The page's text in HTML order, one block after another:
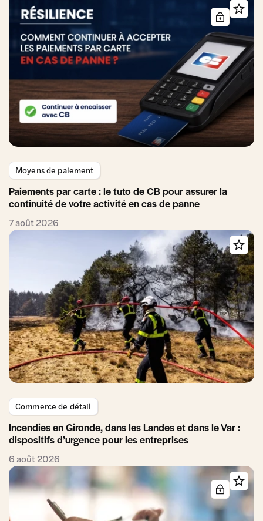
Moyens de paiement
Paiements par carte : le tuto de CB pour assurer la
continuité de votre activité en cas de panne
7 août 2026
Commerce de détail
Incendies en Gironde, dans les Landes et dans le Var :
dispositifs d’urgence pour les entreprises
6 août 2026